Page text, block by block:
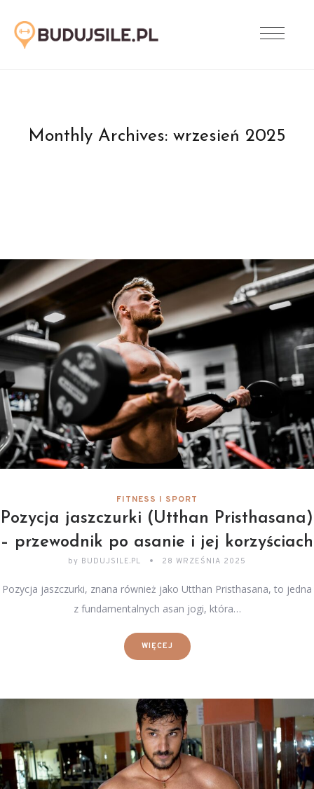
Monthly Archives: wrzesień 2025
FITNESS I SPORT
Pozycja jaszczurki (Utthan Pristhasana)
– przewodnik po asanie i jej korzyściach
by BUDUJSILE.PL 28 WRZEŚNIA 2025
Pozycja jaszczurki, znana również jako Utthan Pristhasana, to jedna
z fundamentalnych asan jogi, która…
WIĘCEJ